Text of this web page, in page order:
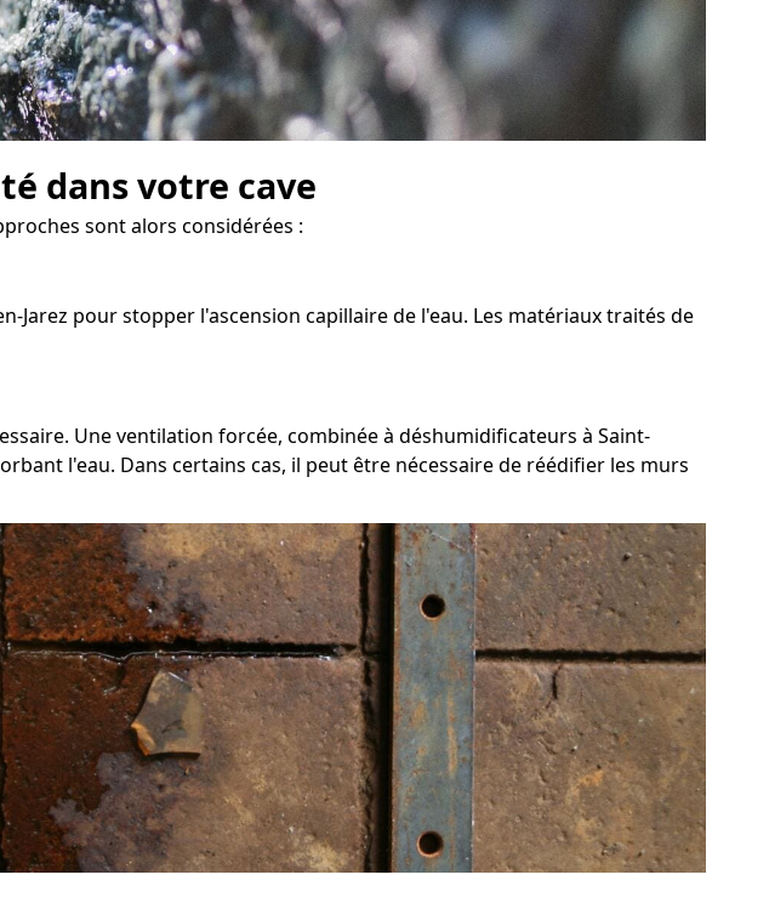
dans votre cave
sont alors considérées :
pour stopper l'ascension capillaire de l'eau. Les matériaux traités de
Une ventilation forcée, combinée à déshumidificateurs à Saint-
l'eau. Dans certains cas, il peut être nécessaire de réédifier les murs